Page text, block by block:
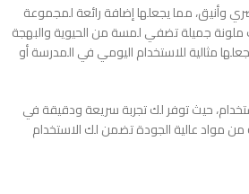
وأنيق، مما يجعلها إضافة رائعة لمجموعة
ملونة جميلة تضفي لمسة من الحيوية والبهجة
مثالية للاستخدام اليومي في المدرسة أو
حيث توفر لك تجربة سريعة ودقيقة في
مواد عالية الجودة تضمن لك الاستخدام